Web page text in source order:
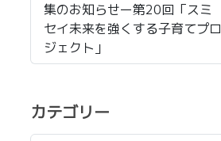
集のお知らせー第20回「スミ
セイ未来を強くする子育てプロ
ジェクト」
カテゴリー